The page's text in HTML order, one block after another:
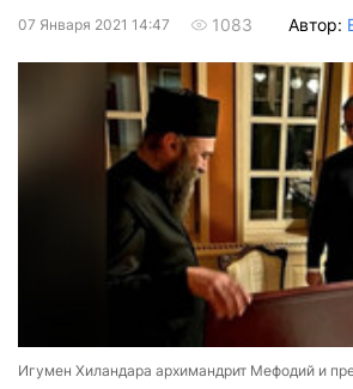
07 Января 2021 14:47 1083 Автор:
Игумен Хиландара архимандрит Мефодий и